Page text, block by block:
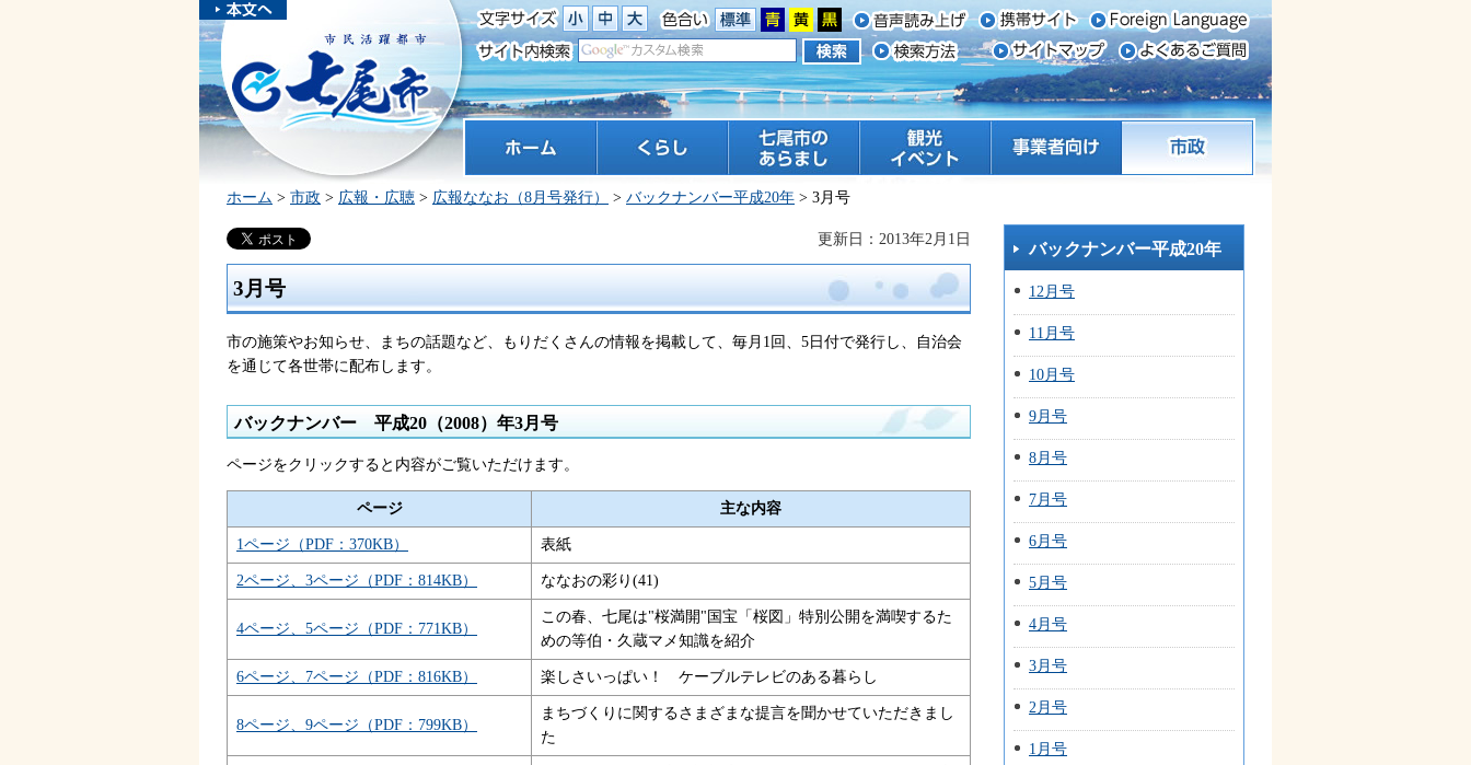
本文へスキ
ップしま
す。
市民活躍都市 七尾市
七尾市のあらまし 観光 イベント 市政
ホーム > 市政 > 広報・広聴 > 広報ななお（8月号発行） > バックナンバー平成20年 > 3月号
更新日：2013年2月1日
3月号
市の施策やお知らせ、まちの話題など、もりだくさんの情報を掲載して、毎月1回、5日付で発行し、自治会
を通じて各世帯に配布します。
バックナンバー 平成20（2008）年3月号
ページをクリックすると内容がご覧いただけます。
ページ 主な内容
1ページ（PDF：370KB） 表紙
2ページ、3ページ（PDF：814KB） ななおの彩り(41)
4ページ、5ページ（PDF：771KB）
この春、七尾は"桜満開"国宝「桜図」特別公開を満喫するた
めの等伯・久蔵マメ知識を紹介
6ページ、7ページ（PDF：816KB） 楽しさいっぱい！ ケーブルテレビのある暮らし
8ページ、9ページ（PDF：799KB）
まちづくりに関するさまざまな提言を聞かせていただきまし
た
バックナンバー平成20年
12月号
11月号
10月号
9月号
8月号
7月号
6月号
5月号
4月号
3月号
2月号
1月号